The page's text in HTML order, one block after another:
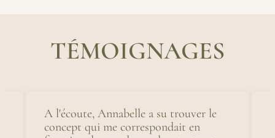
TÉMOIGNAGES
A l'écoute, Annabelle a su trouver le
concept qui me correspondait en